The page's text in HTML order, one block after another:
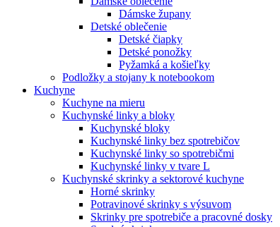
Dámske župany
Detské oblečenie
Detské čiapky
Detské ponožky
Pyžamká a košieľky
Podložky a stojany k notebookom
Kuchyne
Kuchyne na mieru
Kuchynské linky a bloky
Kuchynské bloky
Kuchynské linky bez spotrebičov
Kuchynské linky so spotrebičmi
Kuchynské linky v tvare L
Kuchynské skrinky a sektorové kuchyne
Horné skrinky
Potravinové skrinky s výsuvom
Skrinky pre spotrebiče a pracovné dosky